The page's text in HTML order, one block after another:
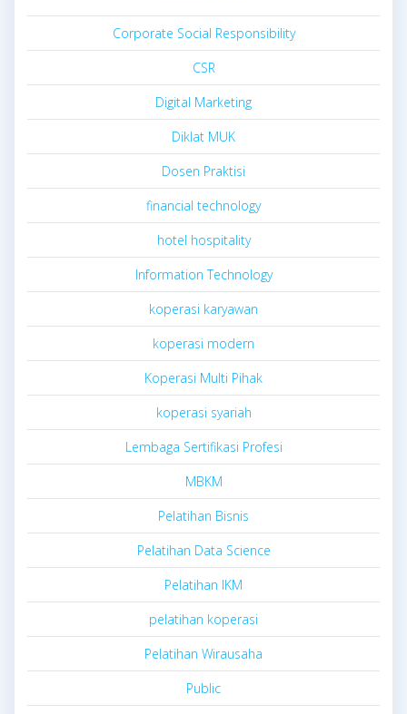
Corporate Social Responsibility
CSR
Digital Marketing
Diklat MUK
Dosen Praktisi
financial technology
hotel hospitality
Information Technology
koperasi karyawan
koperasi modern
Koperasi Multi Pihak
koperasi syariah
Lembaga Sertifikasi Profesi
MBKM
Pelatihan Bisnis
Pelatihan Data Science
Pelatihan IKM
pelatihan koperasi
Pelatihan Wirausaha
Public